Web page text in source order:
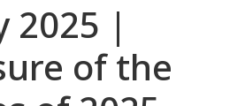
2025 |
of the